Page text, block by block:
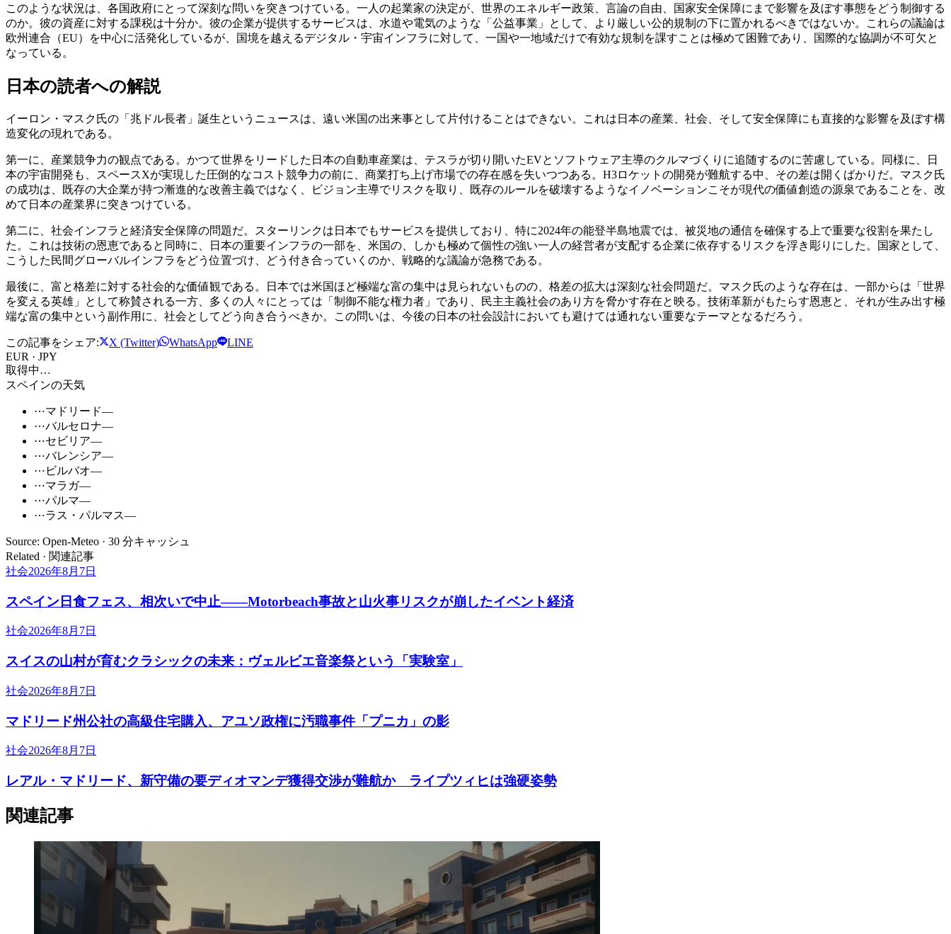
このような状況は、各国政府にとって深刻な問いを突きつけている。一人の起業家の決定が、世界のエネルギー政策、言論の自由、国家安全保障にまで影響を及ぼす事態をどう制御する
のか。彼の資産に対する課税は十分か。彼の企業が提供するサービスは、水道や電気のような「公益事業」として、より厳しい公的規制の下に置かれるべきではないか。これらの議論は
欧州連合（EU）を中心に活発化しているが、国境を越えるデジタル・宇宙インフラに対して、一国や一地域だけで有効な規制を課すことは極めて困難であり、国際的な協調が不可欠と
なっている。
日本の読者への解説
イーロン・マスク氏の「兆ドル長者」誕生というニュースは、遠い米国の出来事として片付けることはできない。これは日本の産業、社会、そして安全保障にも直接的な影響を及ぼす構
造変化の現れである。
第一に、産業競争力の観点である。かつて世界をリードした日本の自動車産業は、テスラが切り開いたEVとソフトウェア主導のクルマづくりに追随するのに苦慮している。同様に、日
本の宇宙開発も、スペースXが実現した圧倒的なコスト競争力の前に、商業打ち上げ市場での存在感を失いつつある。H3ロケットの開発が難航する中、その差は開くばかりだ。マスク氏
の成功は、既存の大企業が持つ漸進的な改善主義ではなく、ビジョン主導でリスクを取り、既存のルールを破壊するようなイノベーションこそが現代の価値創造の源泉であることを、改
めて日本の産業界に突きつけている。
第二に、社会インフラと経済安全保障の問題だ。スターリンクは日本でもサービスを提供しており、特に2024年の能登半島地震では、被災地の通信を確保する上で重要な役割を果たし
た。これは技術の恩恵であると同時に、日本の重要インフラの一部を、米国の、しかも極めて個性の強い一人の経営者が支配する企業に依存するリスクを浮き彫りにした。国家として、
こうした民間グローバルインフラをどう位置づけ、どう付き合っていくのか、戦略的な議論が急務である。
最後に、富と格差に対する社会的な価値観である。日本では米国ほど極端な富の集中は見られないものの、格差の拡大は深刻な社会問題だ。マスク氏のような存在は、一部からは「世界
を変える英雄」として称賛される一方、多くの人々にとっては「制御不能な権力者」であり、民主主義社会のあり方を脅かす存在と映る。技術革新がもたらす恩恵と、それが生み出す極
端な富の集中という副作用に、社会としてどう向き合うべきか。この問いは、今後の日本の社会設計においても避けては通れない重要なテーマとなるだろう。
この記事をシェア: X (Twitter) WhatsApp
LINE
EUR · JPY
取得中…
スペインの天気
⋯マドリード—
⋯バルセロナ—
⋯セビリア—
⋯バレンシア—
⋯ ビルバオ—
⋯マラガ—
⋯パルマ—
⋯ラス・パルマス—
Source: Open-Meteo · 30 分キャッシュ
Related · 関連記事
社会2026年8月7日
スペイン日食フェス、相次いで中止――Motorbeach事故と山火事リスクが崩したイベント経済
社会2026年8月7日
スイスの山村が育むクラシックの未来：ヴェルビエ音楽祭という「実験室」
社会2026年8月7日
マドリード州公社の高級住宅購入、アユソ政権に汚職事件「プニカ」の影
社会2026年8月7日
レアル・マドリード、新守備の要ディオマンデ獲得交渉が難航か ライプツィヒは強硬姿勢
関連記事